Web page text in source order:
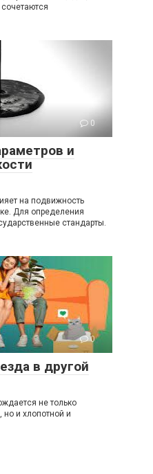
0
и
на подвижность
Для определения
стандарты.
0
в другой
не только
и хлопотной и